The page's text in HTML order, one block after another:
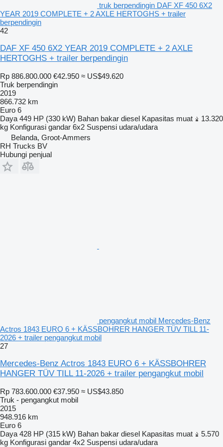
truk berpendingin DAF XF 450 6X2
YEAR 2019 COMPLETE + 2 AXLE HERTOGHS + trailer
berpendingin
42
DAF XF 450 6X2 YEAR 2019 COMPLETE + 2 AXLE
HERTOGHS + trailer berpendingin
Rp 886.800.000 €42.950 ≈ US$49.620
Truk berpendingin
2019
866.732 km
Euro 6
Daya 449 HP (330 kW) Bahan bakar diesel Kapasitas muat
13.320
kg Konfigurasi gandar 6x2 Suspensi udara/udara
Belanda, Groot-Ammers
RH Trucks BV
Hubungi penjual
pengangkut mobil Mercedes-Benz
Actros 1843 EURO 6 + KÄSSBOHRER HANGER TÜV TILL 11-
2026 + trailer pengangkut mobil
27
Mercedes-Benz Actros 1843 EURO 6 + KÄSSBOHRER
HANGER TÜV TILL 11-2026 + trailer pengangkut mobil
Rp 783.600.000 €37.950 ≈ US$43.850
Truk - pengangkut mobil
2015
948.916 km
Euro 6
Daya 428 HP (315 kW) Bahan bakar diesel Kapasitas muat
5.570
kg Konfigurasi gandar 4x2 Suspensi udara/udara